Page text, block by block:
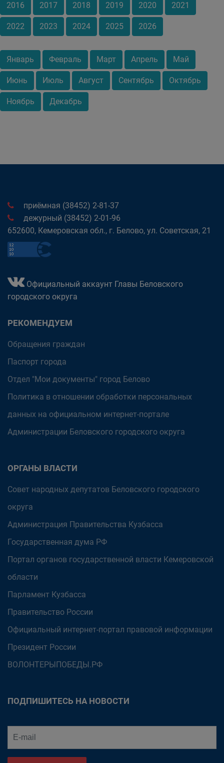
2016 2017 2018 2019 2020 2021
2022 2023 2024 2025 2026
Январь Февраль Март Апрель Май
Июнь Июль Август Сентябрь Октябрь
Ноябрь Декабрь
приёмная (38452) 2-81-37
дежурный (38452) 2-01-96
652600, Кемеровская обл., г. Белово, ул. Советская, 21
Официальный аккаунт Главы Беловского
городского округа
РЕКОМЕНДУЕМ
Обращения граждан
Паспорт города
Отдел "Мои документы" город Белово
Политика в отношении обработки персональных
данных на официальном интернет-портале
Администрации Беловского городского округа
ОРГАНЫ ВЛАСТИ
Совет народных депутатов Беловского городского
округа
Администрация Правительства Кузбасса
Государственная дума РФ
Портал органов государственной власти Кемеровской
области
Парламент Кузбасса
Правительство России
Официальный интернет-портал правовой информации
Президент России
ВОЛОНТЕРЫПОБЕДЫ.РФ
ПОДПИШИТЕСЬ НА НОВОСТИ